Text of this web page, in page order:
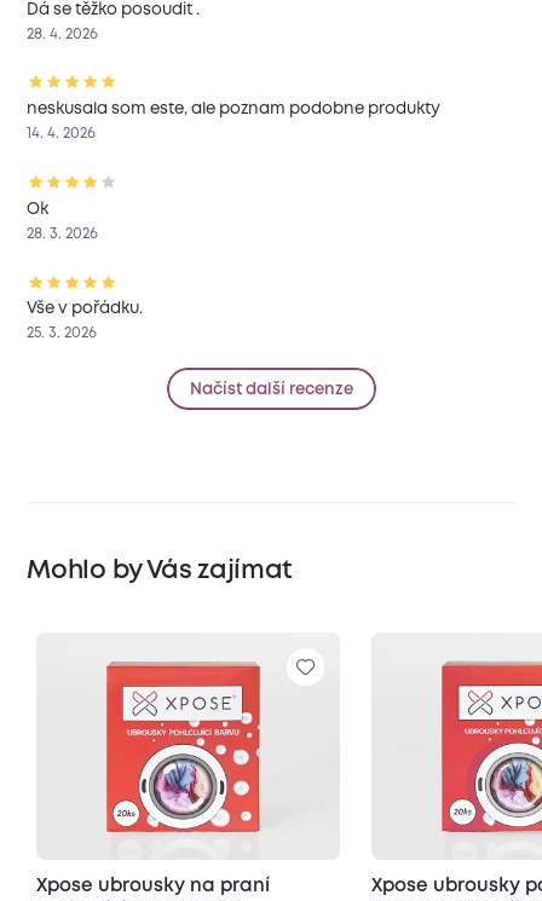
Dá se těžko posoudit .
28. 4. 2026
neskusala som este, ale poznam podobne produkty
14. 4. 2026
Ok
28. 3. 2026
Vše v pořádku.
25. 3. 2026
Načíst další recenze
Mohlo by Vás zajímat
Xpose ubrousky na praní
Xpose ubrousky